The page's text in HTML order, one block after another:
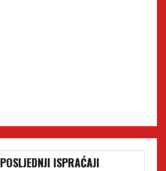
POSLJEDNJI ISPRAĆAJI